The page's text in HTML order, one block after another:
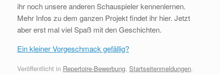
ihr noch unsere anderen Schauspieler kennenlernen.
Mehr Infos zu dem ganzen Projekt findet ihr hier. Jetzt
aber erst mal viel Spaß mit den Geschichten.
Ein kleiner Vorgeschmack gefällig?
Veröffentlicht in Repertoire-Bewerbung, Startseitenmeldungen.